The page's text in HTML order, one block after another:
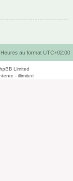
Heures au format UTC+02:00
Limited
- illimited